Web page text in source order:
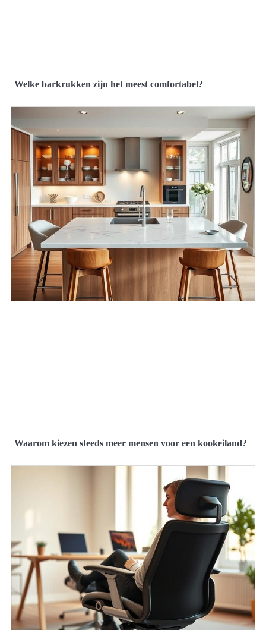
Welke barkrukken zijn het meest comfortabel?
Waarom kiezen steeds meer mensen voor een kookeiland?